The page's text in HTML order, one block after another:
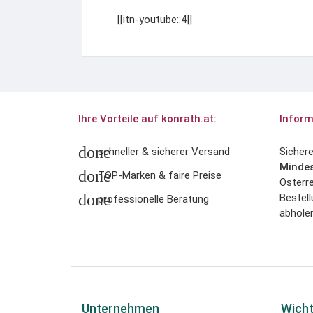
[[itn-youtube::4]]
Ihre Vorteile auf konrath.at:
doneschneller & sicherer Versand
doneTOP-Marken & faire Preise
doneprofessionelle Beratung
Unternehmen